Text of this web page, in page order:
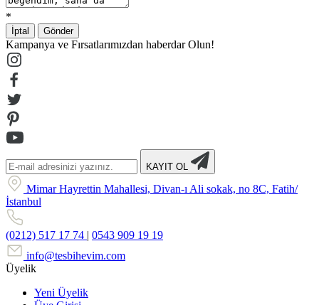
*
İptal Gönder
Kampanya ve Fırsatlarımızdan haberdar Olun!
KAYIT OL
Mimar Hayrettin Mahallesi, Divan-ı Ali sokak, no 8C, Fatih/
İstanbul
(0212) 517 17 74 | 0543 909 19 19
info@tesbihevim.com
Üyelik
Yeni Üyelik